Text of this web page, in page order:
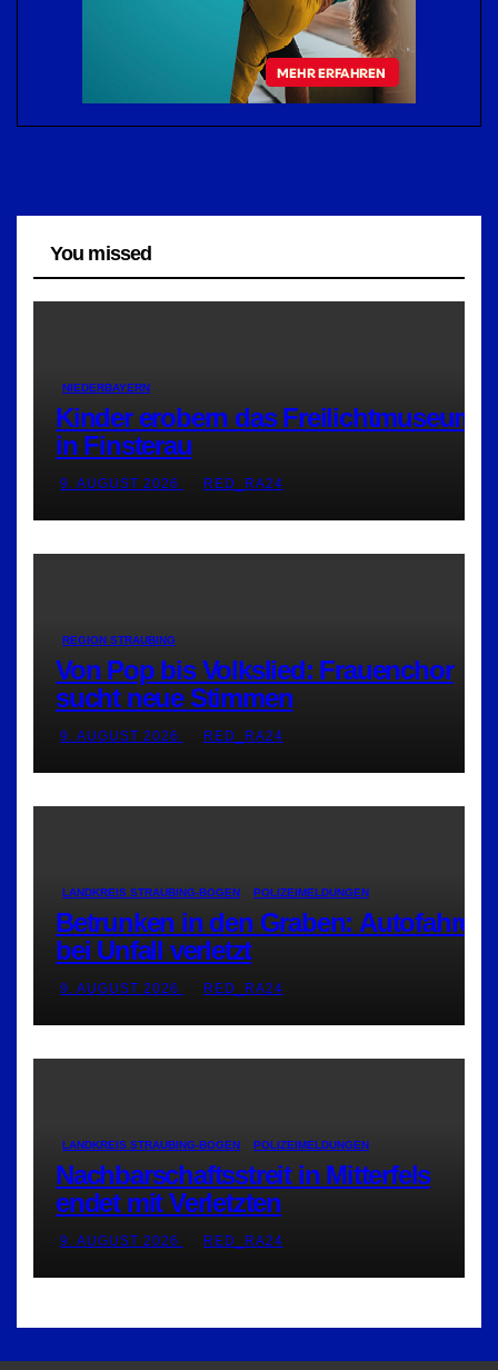
You missed
NIEDERBAYERN
Kinder erobern das Freilichtmuseum
in Finsterau
9. AUGUST 2026 RED_RA24
REGION STRAUBING
Von Pop bis Volkslied: Frauenchor
sucht neue Stimmen
9. AUGUST 2026 RED_RA24
LANDKREIS STRAUBING-BOGEN POLIZEIMELDUNGEN
Betrunken in den Graben: Autofahrer
bei Unfall verletzt
9. AUGUST 2026 RED_RA24
LANDKREIS STRAUBING-BOGEN POLIZEIMELDUNGEN
Nachbarschaftsstreit in Mitterfels
endet mit Verletzten
9. AUGUST 2026 RED_RA24